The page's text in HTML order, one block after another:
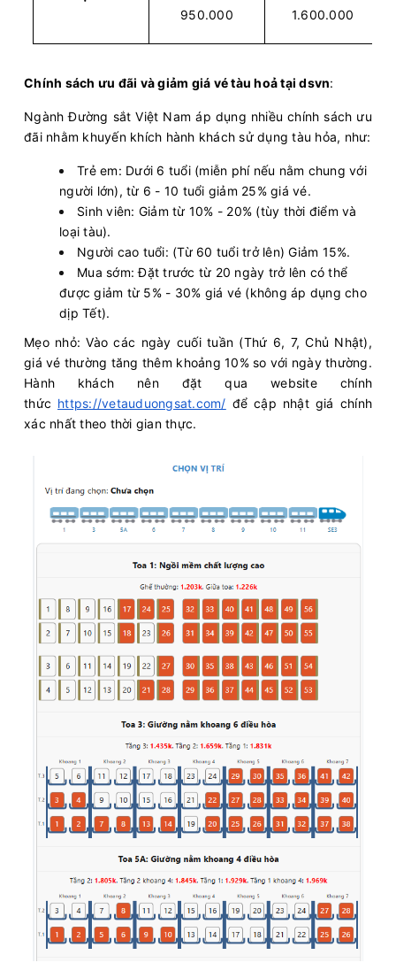
950.000
1.600.000
Chính sách ưu đãi và giảm giá vé tàu hoả tại dsvn:
Ngành Đường sắt Việt Nam áp dụng nhiều chính sách ưu
đãi nhằm khuyến khích hành khách sử dụng tàu hỏa, như:
Trẻ em: Dưới 6 tuổi (miễn phí nếu nằm chung với
người lớn), từ 6 - 10 tuổi giảm 25% giá vé.
Sinh viên: Giảm từ 10% - 20% (tùy thời điểm và
loại tàu).
Người cao tuổi: (Từ 60 tuổi trở lên) Giảm 15%.
Mua sớm: Đặt trước từ 20 ngày trở lên có thể
được giảm từ 5% - 30% giá vé (không áp dụng cho
dịp Tết).
Mẹo nhỏ: Vào các ngày cuối tuần (Thứ 6, 7, Chủ Nhật),
giá vé thường tăng thêm khoảng 10% so với ngày thường.
Hành khách nên đặt qua website chính
thức https://vetauduongsat.com/ để cập nhật giá chính
xác nhất theo thời gian thực.